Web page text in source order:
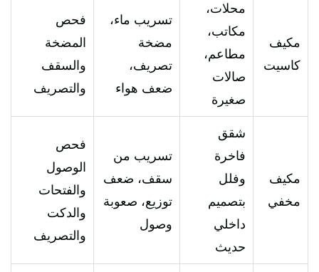
مكيف
كاسيت
محلات،
مكاتب،
مطاعم،
صالات
صغيرة
تسريب ماء،
مضخة
تصريف،
ضعف هواء
فحص
المضخة
والسقف
والتصريف
مكيف
مخفي
شقق
فاخرة
وفلل
بتصميم
داخلي
حديث
تسريب من
سقف، ضعف
توزيع، صعوبة
وصول
فحص
الوصول
والفتحات
والدكت
والتصريف